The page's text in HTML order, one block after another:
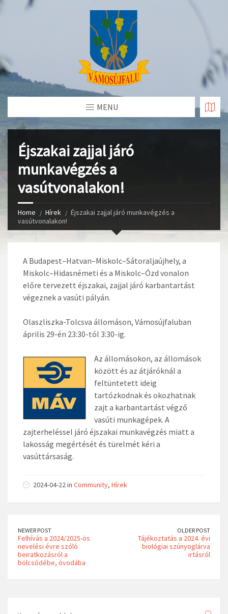
Skip
MENU
Éjszakai zajjal járó
munkavégzés a
vasútvonalakon!
Home Hírek
Éjszakai zajjal járó munkavégzés a
vasútvonalakon!
A Budapest–Hatvan–Miskolc–Sátoraljaújhely, a
Miskolc–Hidasnémeti és a Miskolc–Ózd vonalon
előre tervezett éjszakai, zajjal járó karbantartást
végeznek a vasúti pályán.
Olaszliszka-Tolcsva állomáson, Vámosújfaluban
április 29-én 23:30-tól 3:30-ig.
Az állomásokon, az állomások
között és az átjáróknál a
feltüntetett ideig
tartózkodnak és okozhatnak
zajt a karbantartást végző
vasúti munkagépek. A
zajterheléssel járó éjszakai munkavégzés miatt a
lakosság megértését és türelmét kéri a
vasúttársaság.
2024-04-22 in Community, Hírek
NEWER POST
Felhívás a 2024/2025-ös
nevelési évre szóló
beiratkozásról a
bölcsődébe, óvodába
OLDER POST
Tájékoztatás a 2024. évi
biológiai szúnyoglárva
irtásról